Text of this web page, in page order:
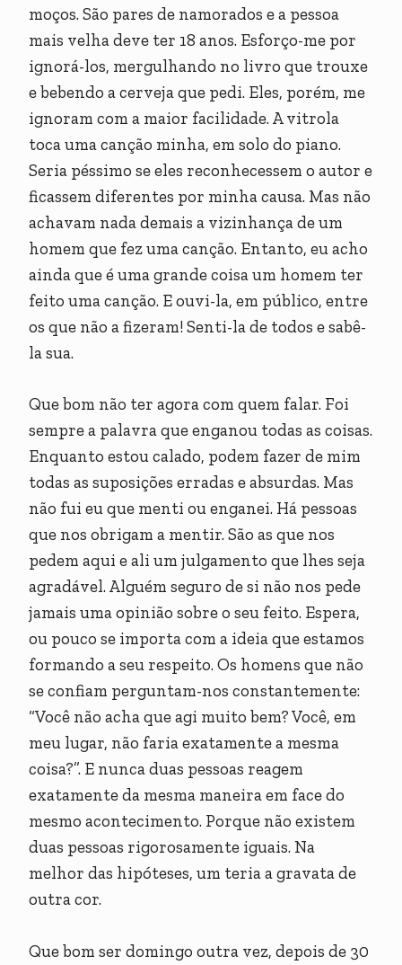
moços. São pares de namorados e a pessoa
mais velha deve ter 18 anos. Esforço-me por
ignorá-los, mergulhando no livro que trouxe
e bebendo a cerveja que pedi. Eles, porém, me
ignoram com a maior facilidade. A vitrola
toca uma canção minha, em solo do piano.
Seria péssimo se eles reconhecessem o autor e
ficassem diferentes por minha causa. Mas não
achavam nada demais a vizinhança de um
homem que fez uma canção. Entanto, eu acho
ainda que é uma grande coisa um homem ter
feito uma canção. E ouvi-la, em público, entre
os que não a fizeram! Senti-la de todos e sabê-
la sua.
Que bom não ter agora com quem falar. Foi
sempre a palavra que enganou todas as coisas.
Enquanto estou calado, podem fazer de mim
todas as suposições erradas e absurdas. Mas
não fui eu que menti ou enganei. Há pessoas
que nos obrigam a mentir. São as que nos
pedem aqui e ali um julgamento que lhes seja
agradável. Alguém seguro de si não nos pede
jamais uma opinião sobre o seu feito. Espera,
ou pouco se importa com a ideia que estamos
formando a seu respeito. Os homens que não
se confiam perguntam-nos constantemente:
“Você não acha que agi muito bem? Você, em
meu lugar, não faria exatamente a mesma
coisa?”. E nunca duas pessoas reagem
exatamente da mesma maneira em face do
mesmo acontecimento. Porque não existem
duas pessoas rigorosamente iguais. Na
melhor das hipóteses, um teria a gravata de
outra cor.
Que bom ser domingo outra vez, depois de 30